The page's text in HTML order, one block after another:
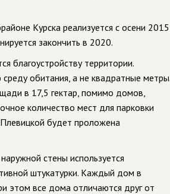
Курска реализуется с осени 2015
закончить в 2020.
благоустройству территории.
обитания, а не квадратные метры.
в 17,5 гектар, помимо домов,
количество мест для парковки
будет проложена
стены используется
штукатурки. Каждый дом в
этом все дома отличаются друг от